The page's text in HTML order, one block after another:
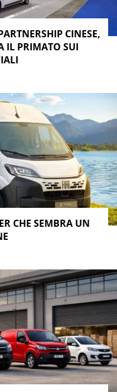
CINESE,
IL PRIMATO SUI
CHE SEMBRA UN